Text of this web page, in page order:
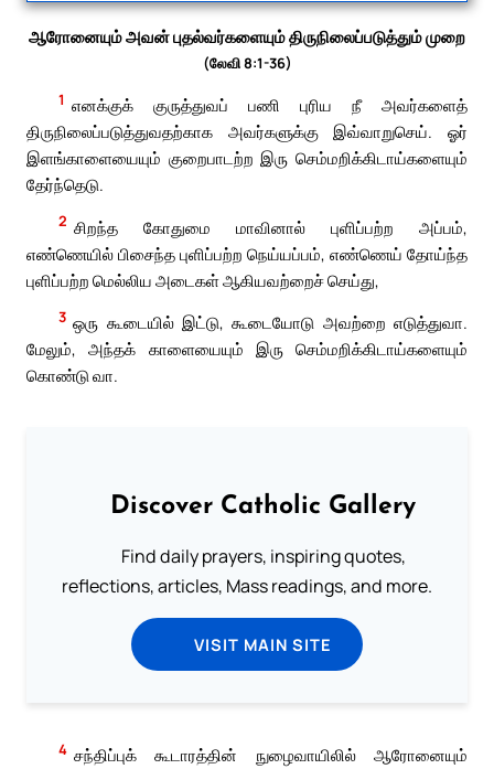
ஆரோனையும் அவன் புதல்வர்களையும் திருநிலைப்படுத்தும் முறை
(லேவி 8:1-36)
1 எனக்குக் குருத்துவப் பணி புரிய நீ அவர்களைத்
திருநிலைப்படுத்துவதற்காக அவர்களுக்கு இவ்வாறுசெய். ஓர்
இளங்காளையையும் குறைபாடற்ற இரு செம்மறிக்கிடாய்களையும்
தேர்ந்தெடு.
2 சிறந்த கோதுமை மாவினால் புளிப்பற்ற அப்பம்,
எண்ணெயில் பிசைந்த புளிப்பற்ற நெய்யப்பம், எண்ணெய் தோய்ந்த
புளிப்பற்ற மெல்லிய அடைகள் ஆகியவற்றைச் செய்து,
3 ஒரு கூடையில் இட்டு, கூடையோடு அவற்றை எடுத்துவா.
மேலும், அந்தக் காளையையும் இரு செம்மறிக்கிடாய்களையும்
கொண்டு வா.
Discover Catholic Gallery
Find daily prayers, inspiring quotes,
reflections, articles, Mass readings, and more.
VISIT MAIN SITE
4 சந்திப்புக் கூடாரத்தின் நுழைவாயிலில் ஆரோனையும்